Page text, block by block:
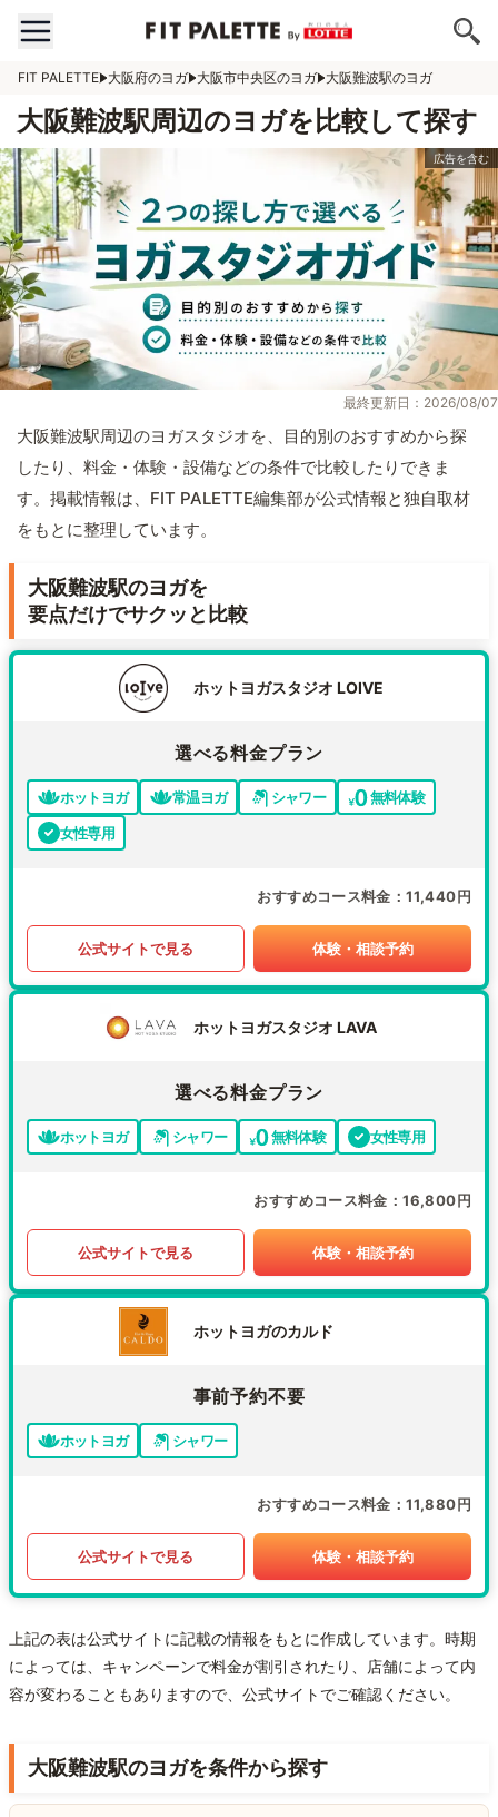
FIT PALETTE 大阪府のヨガ 大阪市中央区のヨガ 大阪難波駅のヨガ
大阪難波駅周辺のヨガを比較して探す
最終更新日：2026/08/07
大阪難波駅周辺のヨガスタジオを、目的別のおすすめから探
したり、料金・体験・設備などの条件で比較したりできま
す。掲載情報は、FIT PALETTE編集部が公式情報と独自取材
をもとに整理しています。
大阪難波駅のヨガを
要点だけでサクッと比較
ホットヨガスタジオ LOIVE
選べる料金プラン
ホットヨガ 常温ヨガ シャワー
無料体験
女性専用
おすすめコース料金 11,440円
公式サイトで見る 体験・相談予約
ホットヨガスタジオ LAVA
選べる料金プラン
ホットヨガ シャワー 無料体験 女性専用
おすすめコース料金 16,800円
公式サイトで見る 体験・相談予約
ホットヨガのカルド
事前予約不要
ホットヨガ シャワー
おすすめコース料金 11,880円
公式サイトで見る 体験・相談予約
上記の表は公式サイトに記載の情報をもとに作成しています。時期
によっては、キャンペーンで料金が割引されたり、店舗によって内
容が変わることもありますので、公式サイトでご確認ください。
大阪難波駅のヨガを条件から探す